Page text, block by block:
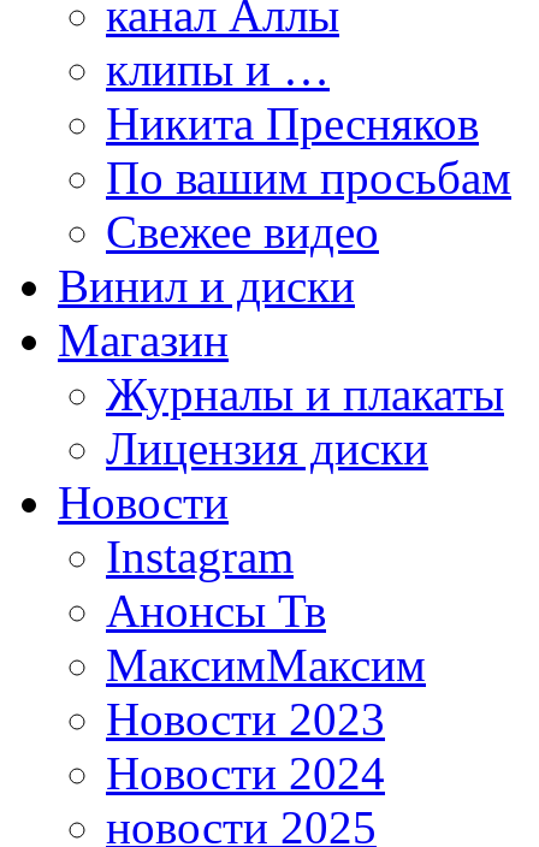
канал Аллы
клипы и …
Никита Пресняков
По вашим просьбам
Свежее видео
Винил и диски
Магазин
Журналы и плакаты
Лицензия диски
Новости
Instagram
Анонсы Тв
МаксимМаксим
Новости 2023
Новости 2024
новости 2025